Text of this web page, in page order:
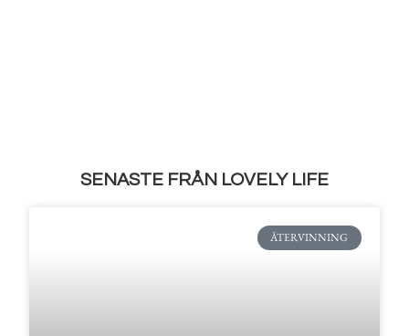
SENASTE FRÅN LOVELY LIFE
ÅTERVINNING